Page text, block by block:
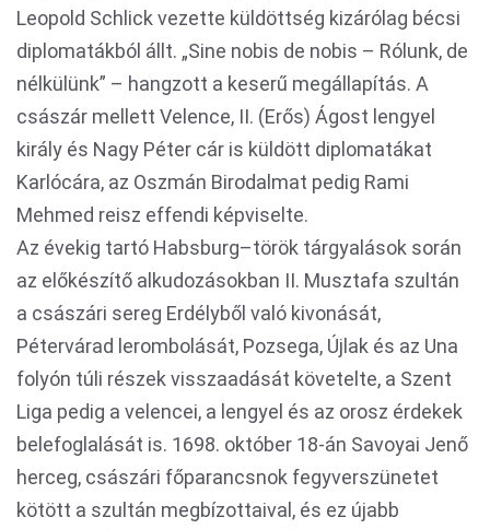
Leopold Schlick vezette küldöttség kizárólag bécsi
diplomatákból állt. „Sine nobis de nobis – Rólunk, de
nélkülünk” – hangzott a keserű megállapítás. A
császár mellett Velence, II. (Erős) Ágost lengyel
király és Nagy Péter cár is küldött diplomatákat
Karlócára, az Oszmán Birodalmat pedig Rami
Mehmed reisz effendi képviselte.
Az évekig tartó Habsburg–török tárgyalások során
az előkészítő alkudozásokban II. Musztafa szultán
a császári sereg Erdélyből való kivonását,
Pétervárad lerombolását, Pozsega, Újlak és az Una
folyón túli részek visszaadását követelte, a Szent
Liga pedig a velencei, a lengyel és az orosz érdekek
belefoglalását is. 1698. október 18-án Savoyai Jenő
herceg, császári főparancsnok fegyverszünetet
kötött a szultán megbízottaival, és ez újabb